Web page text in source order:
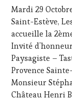
WINE
TOURISM
TOUR,
WINE
TOURISM
TOUR
MOVIE,
DE
LA
HAUTE
FRANÇAISE,
FAMOUS
HOST,
GUEST,
INVITATIONS
2019
Mardi 29
Saint-Estève,
accueille la
Invité
Paysagiste –
Provence
Monsieur
Château Henri